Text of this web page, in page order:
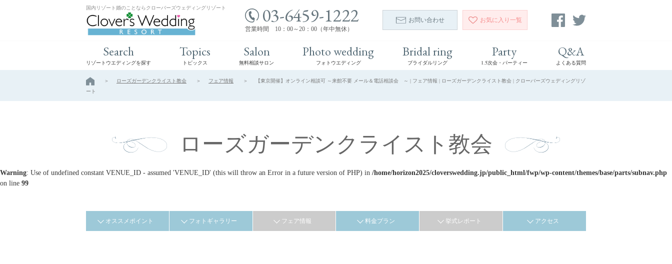
国内リゾート婚のことならクローバーズウェディングリゾート 03-6459-1222
営業時間 10：00～20：00（年中無休）
お問い合わせ お気に入り 一覧
Search
リゾートウエディングを探す
Topics
トピックス
Salon
無料相談サロン
Photo wedding
フォトウエディング
Bridal ring
ブライダルリング
Party
1.5次会・パーティー
Q&A
よくある質問
ローズガーデンクライスト教会 フェア情報
【東京開催】オンライン相談可 ～来館不要 メール＆電話相談会 ～ | フェア情報 | ローズガーデンクライスト教会 | クローバーズウェディングリゾ
ート
ローズガーデンクライスト教会
Warning: Use of undefined constant VENUE_ID - assumed 'VENUE_ID' (this will throw an Error in a future version of PHP) in /home/horizon2025/cloverswedding.jp/public_html/fwp/wp-content/themes/base/parts/subnav.php
on line 99
オススメポイント フォトギャラリー フェア情報 料金プラン 挙式レポート アクセス